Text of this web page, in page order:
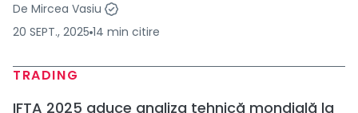
De Mircea Vasiu
20 SEPT., 2025 14 min citire
TRADING
IFTA 2025 aduce analiza tehnică mondială la